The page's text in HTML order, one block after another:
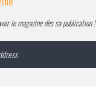
le magazine dès sa publication !